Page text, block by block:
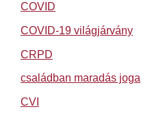
COVID
COVID-19 világjárvány
CRPD
családban maradás joga
CVI